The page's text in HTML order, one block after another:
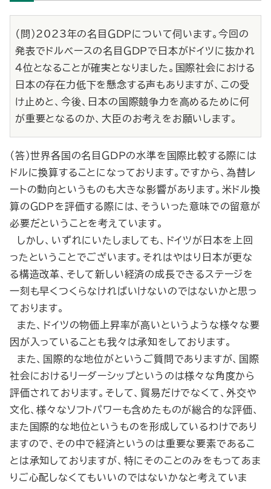
（問）2023年の名目ＧＤＰについて伺います。今回の
発表でドルベースの名目ＧＤＰで日本がドイツに抜かれ
４位となることが確実となりました。国際社会における
日本の存在力低下を懸念する声もありますが、この受
け止めと、今後、日本の国際競争力を高めるために何
が重要となるのか、大臣のお考えをお願いします。
（答）世界各国の名目ＧＤＰの水準を国際比較する際には
ドルに換算することになっております。ですから、為替レ
ートの動向というものも大きな影響があります。米ドル換
算のＧＤＰを評価する際には、そういった意味での留意が
必要だということを考えています。
しかし、いずれにいたしましても、ドイツが日本を上回
ったということでございます。それはやはり日本が更な
る構造改革、そして新しい経済の成長できるステージを
一刻も早くつくらなければいけないのではないかと思っ
ております。
また、ドイツの物価上昇率が高いというような様々な要
因が入っていることも我々は承知をしております。
また、国際的な地位がというご質問でありますが、国際
社会におけるリーダーシップというのは様々な角度から
評価されております。そして、貿易だけでなくて、外交や
文化、様々なソフトパワーも含めたものが総合的な評価、
また国際的な地位というものを形成しているわけであり
ますので、その中で経済というのは重要な要素であるこ
とは承知しておりますが、特にそのことのみをもってあま
りご心配しなくてもいいのではないかなと考えていま